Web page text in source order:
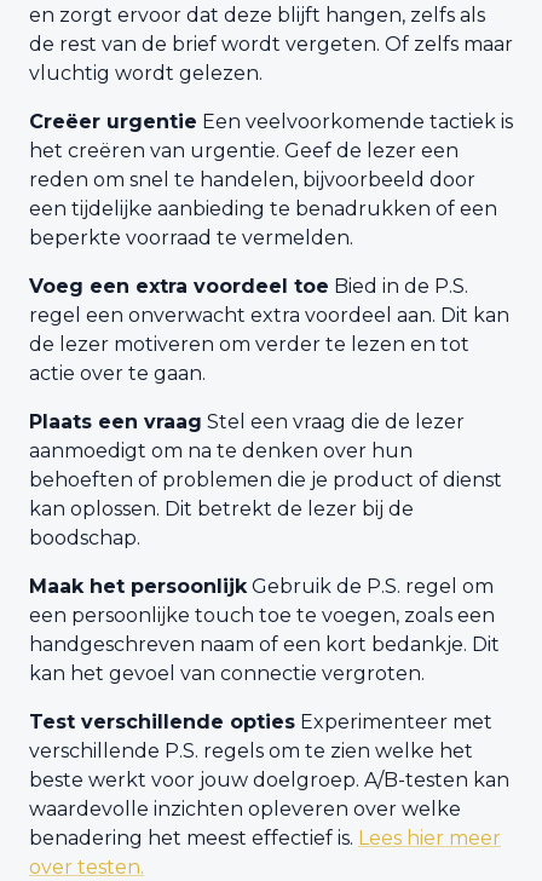
en zorgt ervoor dat deze blijft hangen, zelfs als
de rest van de brief wordt vergeten. Of zelfs maar
vluchtig wordt gelezen.
Creëer urgentie Een veelvoorkomende tactiek is
het creëren van urgentie. Geef de lezer een
reden om snel te handelen, bijvoorbeeld door
een tijdelijke aanbieding te benadrukken of een
beperkte voorraad te vermelden.
Voeg een extra voordeel toe Bied in de P.S.
regel een onverwacht extra voordeel aan. Dit kan
de lezer motiveren om verder te lezen en tot
actie over te gaan.
Plaats een vraag Stel een vraag die de lezer
aanmoedigt om na te denken over hun
behoeften of problemen die je product of dienst
kan oplossen. Dit betrekt de lezer bij de
boodschap.
Maak het persoonlijkGebruik de P.S. regel om
een persoonlijke touch toe te voegen, zoals een
handgeschreven naam of een kort bedankje. Dit
kan het gevoel van connectie vergroten.
Test verschillende opties Experimenteer met
verschillende P.S. regels om te zien welke het
beste werkt voor jouw doelgroep. A/B-testen kan
waardevolle inzichten opleveren over welke
benadering het meest effectief is. Lees hier meer
over testen.